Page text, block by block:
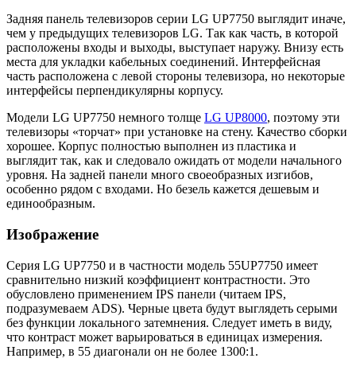
Задняя панель телевизоров серии LG UP7750 выглядит иначе,
чем у предыдущих телевизоров LG. Так как часть, в которой
расположены входы и выходы, выступает наружу. Внизу есть
места для укладки кабельных соединений. Интерфейсная
часть расположена с левой стороны телевизора, но некоторые
интерфейсы перпендикулярны корпусу.
Модели LG UP7750 немного толще LG UP8000, поэтому эти
телевизоры «торчат» при установке на стену. Качество сборки
хорошее. Корпус полностью выполнен из пластика и
выглядит так, как и следовало ожидать от модели начального
уровня. На задней панели много своеобразных изгибов,
особенно рядом с входами. Но безель кажется дешевым и
единообразным.
Изображение
Серия LG UP7750 и в частности модель 55UP7750 имеет
сравнительно низкий коэффициент контрастности. Это
обусловлено применением IPS панели (читаем IPS,
подразумеваем ADS). Черные цвета будут выглядеть серыми
без функции локального затемнения. Следует иметь в виду,
что контраст может варьироваться в единицах измерения.
Например, в 55 диагонали он не более 1300:1.